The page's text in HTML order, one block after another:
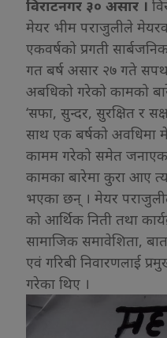
विराटनगर ३० असार ।
मेयर भीम पराजुलीले
एकवर्षको प्रगती
गत बर्ष असार २७ गते
अबधिको गरेको कामको
‘सफा, सुन्दर, सुरक्षित र
साथ एक बर्षको अवधिमा
कामम गरेको समेत जनाएका
कामका बारेमा कुरा आए
भएका छन् । मेयर
को आर्थिक निती तथा
सामाजिक समावेशिता,
एवं गरिबी निवारणलाई
गरेका थिए ।